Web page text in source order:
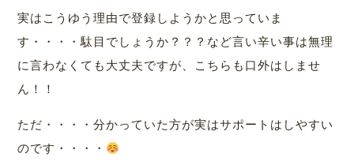
実はこうゆう理由で登録しようかと思っていま
す・・・・駄目でしょうか？？？など言い辛い事は無理
に言わなくても大丈夫ですが、こちらも口外はしませ
ん！！
ただ・・・・分かっていた方が実はサポートはしやすい
のです・・・・